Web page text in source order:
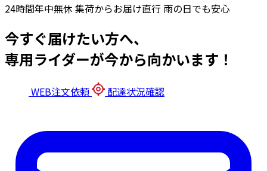
24時間年中無休 集荷からお届け直行 雨の日でも安心
今すぐ届けたい方へ、
専用ライダーが今から向かいます！
WEB注文依頼 配達状況確認